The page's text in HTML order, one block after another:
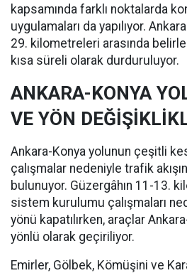
kapsamında farklı noktalarda
uygulamaları da yapılıyor.
29. kilometreleri arasında
kısa süreli olarak durduruluyor.
ANKARA-KONYA
VE YÖN
Ankara-Konya yolunun çeşitli
çalışmalar nedeniyle trafik
bulunuyor. Güzergâhın 11-13.
sistem kurulumu çalışmaları
yönü kapatılırken, araçlar
yönlü olarak geçiriliyor.
Emirler, Gölbek, Kömüşini ve